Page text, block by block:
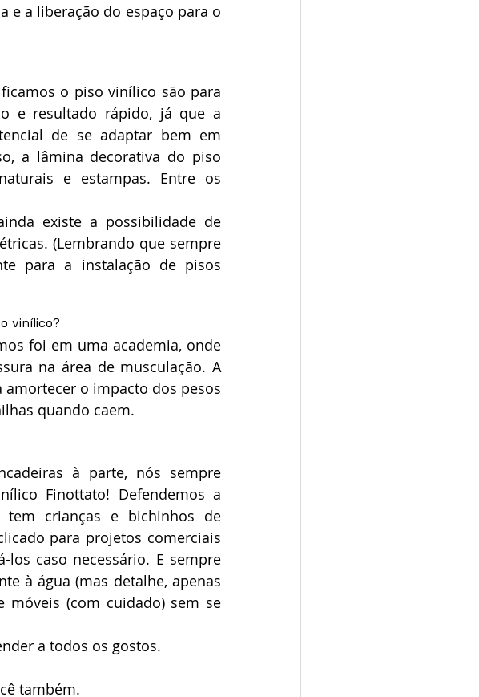
e a liberação do espaço para o
o piso vinílico são para
e resultado rápido, já que a
de se adaptar bem em
a lâmina decorativa do piso
e estampas. Entre os
existe a possibilidade de
(Lembrando que sempre
para a instalação de pisos
vinílico?
foi em uma academia, onde
na área de musculação. A
o impacto dos pesos
quando caem.
à parte, nós sempre
Finottato! Defendemos a
tem crianças e bichinhos de
para projetos comerciais
caso necessário. E sempre
à água (mas detalhe, apenas
(com cuidado) sem se
a todos os gostos.
também.